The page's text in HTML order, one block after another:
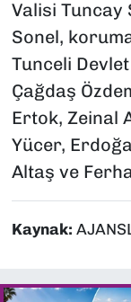
Valisi Tuncay
Sonel,
Tunceli
Çağdaş
Ertok, Zeinal
Yücer,
Altaş ve
Kaynak: